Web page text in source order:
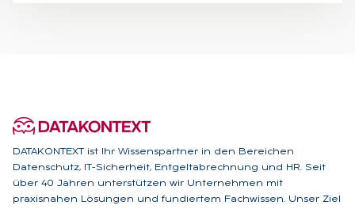
DATAKONTEXT ist Ihr Wissenspartner in den Bereichen
Datenschutz, IT-Sicherheit, Entgeltabrechnung und HR. Seit
über 40 Jahren unterstützen wir Unternehmen mit
praxisnahen Lösungen und fundiertem Fachwissen. Unser Ziel